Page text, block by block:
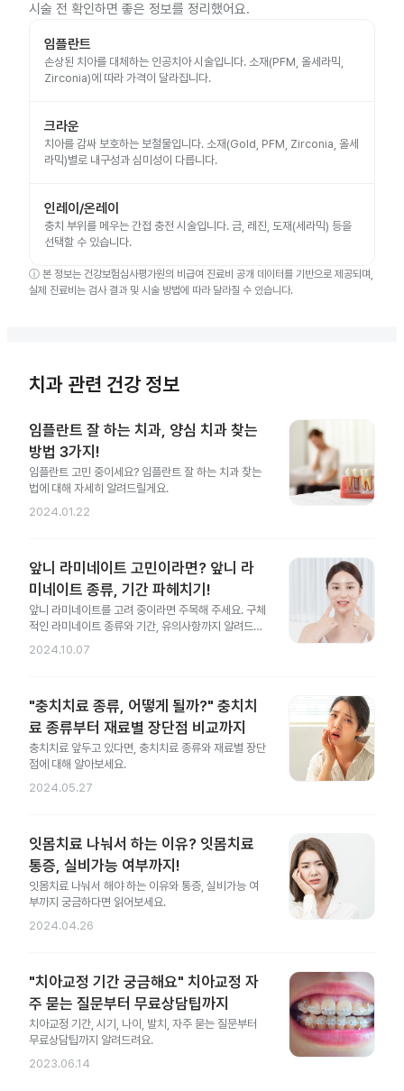
시술 전 확인하면 좋은 정보를 정리했어요.
임플란트
손상된 치아를 대체하는 인공치아 시술입니다. 소재(PFM, 올세라믹,
Zirconia)에 따라 가격이 달라집니다.
크라운
치아를 감싸 보호하는 보철물입니다. 소재(Gold, PFM, Zirconia, 올세
라믹)별로 내구성과 심미성이 다릅니다.
인레이/온레이
충치 부위를 메우는 간접 충전 시술입니다. 금, 레진, 도재(세라믹) 등을
선택할 수 있습니다.
ⓘ 본 정보는 건강보험심사평가원의 비급여 진료비 공개 데이터를 기반으로 제공되며,
실제 진료비는 검사 결과 및 시술 방법에 따라 달라질 수 있습니다.
치과 관련 건강 정보
임플란트 잘 하는 치과, 양심 치과 찾는
방법 3가지!
임플란트 고민 중이세요? 임플란트 잘 하는 치과 찾는
법에 대해 자세히 알려드릴게요.
2024.01.22
앞니 라미네이트 고민이라면? 앞니 라
미네이트 종류, 기간 파헤치기!
앞니 라미네이트를 고려 중이라면 주목해 주세요. 구체
적인 라미네이트 종류와 기간, 유의사항까지 알려드릴
게요.
2024.10.07
"충치치료 종류, 어떻게 될까?" 충치치
료 종류부터 재료별 장단점 비교까지
충치치료 앞두고 있다면, 충치치료 종류와 재료별 장단
점에 대해 알아보세요.
2024.05.27
잇몸치료 나눠서 하는 이유? 잇몸치료
통증, 실비가능 여부까지!
잇몸치료 나눠서 해야 하는 이유와 통증, 실비가능 여
부까지 궁금하다면 읽어보세요.
2024.04.26
"치아교정 기간 궁금해요" 치아교정 자
주 묻는 질문부터 무료상담팁까지
치아교정 기간, 시기, 나이, 발치, 자주 묻는 질문부터
무료상담팁까지 알려드려요.
2023.06.14